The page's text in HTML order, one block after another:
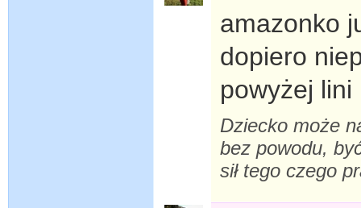
amazonko
dopiero
powyżej
Dziecko może
bez powodu,
sił tego czego